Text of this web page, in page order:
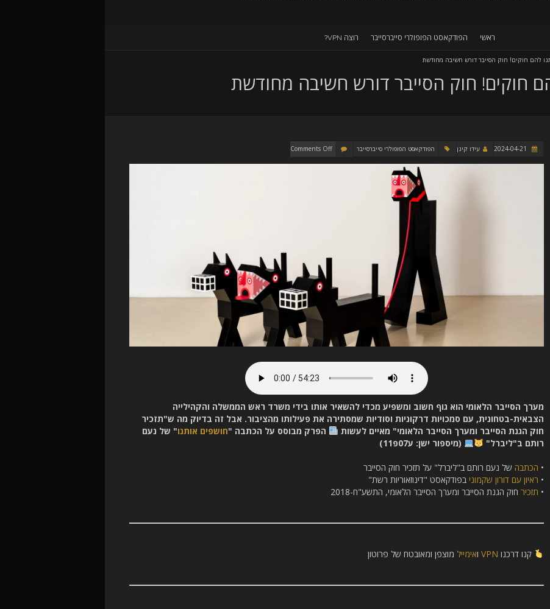
ראשי הפודקאסט הפופולרי סייברסייבר רוצה VPN?
עידו קינן הפודקאסט הפופולרי סייברסייבר Comments Off
מערך הסייבר הלאומי הוא גוף חשוב ומשפיע מכדי להשאיר אותו בידי משרד ראש הממשלה והקהילייה
הצבאית-בטחונית, עם סמכויות דרקוניות וסודיות שמסתירה את פעילותו מהציבור. אבל זה בדיוק מה ש"תזכיר
חוק הגנת הסייבר ומערך הסייבר הלאומי" מאיים לעשות
הפרק מבוסס על הכתבה "חושפים אותנו" של נעם
רותם ב"ליברל"
(מיספור ישן: ע07פ11)
• הכתבה של נעם רותם ב"ליברל" על תזכיר חוק הסייבר
• ראיון עם דורון שקמוני בפודקאסט "דינוזאוריות רשת"
• תזכיר חוק הגנת הסייבר ומערך הסייבר הלאומי, התשע"ח-2018
קנו דרכנו VPNואימיילמוצפן ומאובטח של פרוטון